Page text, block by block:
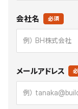
会社名 必須
メールアドレス